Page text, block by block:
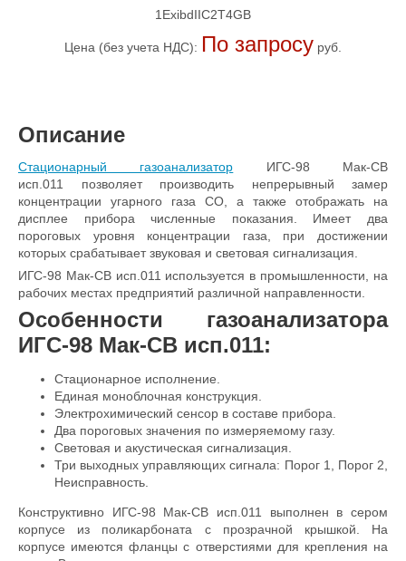
1ExibdIIC2T4GB
Цена (без учета НДС): По запросу руб.
Описание
Стационарный газоанализатор ИГС-98 Мак-СВ
исп.011 позволяет производить непрерывный замер
концентрации угарного газа CO, а также отображать на
дисплее прибора численные показания. Имеет два
пороговых уровня концентрации газа, при достижении
которых срабатывает звуковая и световая сигнализация.
ИГС-98 Мак-СВ исп.011 используется в промышленности, на
рабочих местах предприятий различной направленности.
Особенности газоанализатора
ИГС-98 Мак-СВ исп.011:
Стационарное исполнение.
Единая моноблочная конструкция.
Электрохимический сенсор в составе прибора.
Два пороговых значения по измеряемому газу.
Световая и акустическая сигнализация.
Три выходных управляющих сигнала: Порог 1, Порог 2,
Неисправность.
Конструктивно ИГС-98 Мак-СВ исп.011
выполнен в сером
корпусе из поликарбоната с прозрачной крышкой. На
корпусе имеются фланцы с отверстиями для крепления на